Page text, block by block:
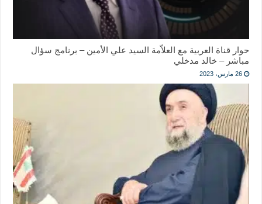
حوار قناة العربية مع العلاّمة السيد علي الأمين – برنامج سؤال
مباشر – خالد مدخلي
26 مارس، 2023